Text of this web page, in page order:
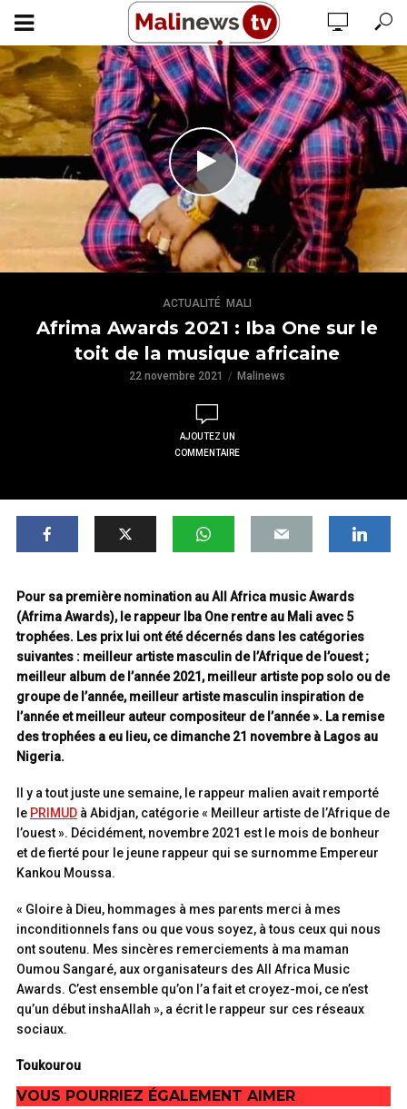
ACTUALITÉ ,MALI
Afrima Awards 2021 : Iba One sur le
toit de la musique africaine
22 novembre 2021 Malinews
AJOUTEZ UN
COMMENTAIRE
Pour sa première nomination au All Africa music Awards
(Afrima Awards), le rappeur Iba One rentre au Mali avec 5
trophées. Les prix lui ont été décernés dans les catégories
suivantes : meilleur artiste masculin de l’Afrique de l’ouest ;
meilleur album de l’année 2021, meilleur artiste pop solo ou de
groupe de l’année, meilleur artiste masculin inspiration de
l’année et meilleur auteur compositeur de l’année ». La remise
des trophées a eu lieu, ce dimanche 21 novembre à Lagos au
Nigeria.
Il y a tout juste une semaine, le rappeur malien avait remporté
le PRIMUD à Abidjan, catégorie « Meilleur artiste de l’Afrique de
l’ouest ». Décidément, novembre 2021 est le mois de bonheur
et de fierté pour le jeune rappeur qui se surnomme Empereur
Kankou Moussa.
« Gloire à Dieu, hommages à mes parents merci à mes
inconditionnels fans ou que vous soyez, à tous ceux qui nous
ont soutenu. Mes sincères remerciements à ma maman
Oumou Sangaré, aux organisateurs des All Africa Music
Awards. C’est ensemble qu’on l’a fait et croyez-moi, ce n’est
qu’un début inshaAllah », a écrit le rappeur sur ces réseaux
sociaux.
Toukourou
VOUS POURRIEZ ÉGALEMENT AIMER